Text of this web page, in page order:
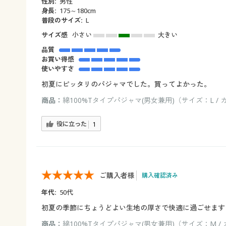
身長: 175～180cm
普段のサイズ: L
サイズ感 小さい
大きい
品質
お買い得感
使いやすさ
初夏にピッタリのパジャマでした。買ってよかった。
商品： 綿100%Tタイプパジャマ(男女兼用)（サイズ：L /
役に立った 1
ご購入者様 購入確認済み
年代: 50代
初夏の季節にちょうどよい生地の厚さで快適に過ごせます
商品： 綿100%Tタイプパジャマ(男女兼用)（サイズ：M /